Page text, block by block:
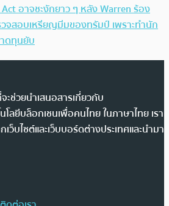
อาจชะงักยาว ๆ หลัง Warren ร้อง
วจสอบเหรียญมีมของทรัมป์ เพราะทำนัก
ดทุนยับ
ช่วยนำเสนอสารเกี่ยวกับ
โลยีบล็อกเชนเพื่อคนไทย ในภาษาไทย เรา
บไซต์และเว็บบอร์ดต่างประเทศและนำมา